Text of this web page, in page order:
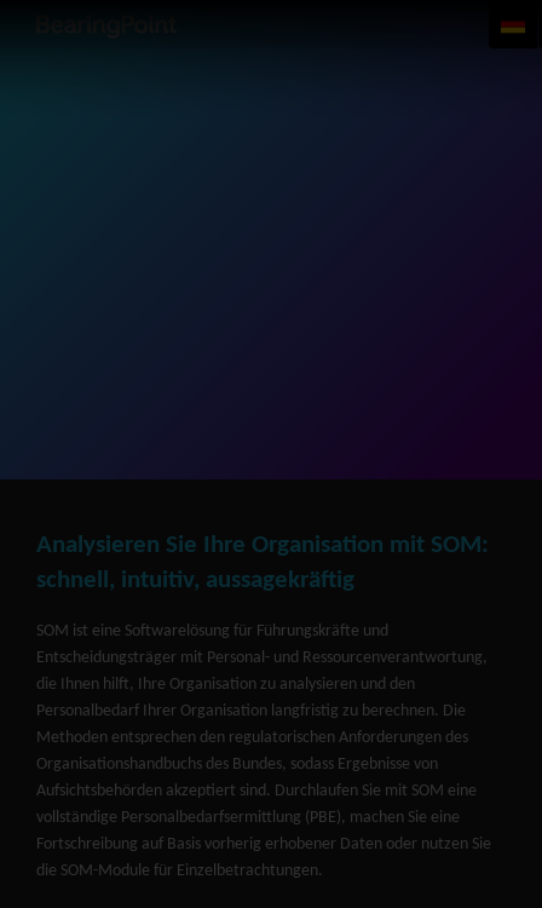
Analysieren Sie Ihre Organisation mit SOM:
schnell, intuitiv, aussagekräftig
SOM ist eine Softwarelösung für Führungskräfte und
Entscheidungsträger mit Personal- und Ressourcenverantwortung,
die Ihnen hilft, Ihre Organisation zu analysieren und den
Personalbedarf Ihrer Organisation langfristig zu berechnen. Die
Methoden entsprechen den regulatorischen Anforderungen des
Organisationshandbuchs des Bundes, sodass Ergebnisse von
Aufsichtsbehörden akzeptiert sind. Durchlaufen Sie mit SOM eine
vollständige Personalbedarfsermittlung (PBE), machen Sie eine
Fortschreibung auf Basis vorherig erhobener Daten oder nutzen Sie
die SOM-Module für Einzelbetrachtungen.